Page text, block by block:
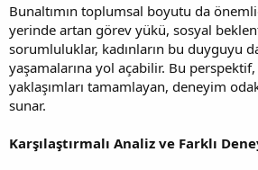
Bunaltımın toplumsal boyutu da
yerinde artan görev yükü, sosyal
sorumluluklar, kadınların bu duyguyu
yaşamalarına yol açabilir. Bu
yaklaşımları tamamlayan, deneyim
sunar.
Karşılaştırmalı Analiz ve Farklı